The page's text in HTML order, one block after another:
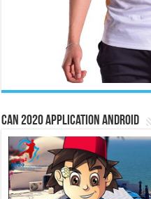
CAN 2020 Application Android